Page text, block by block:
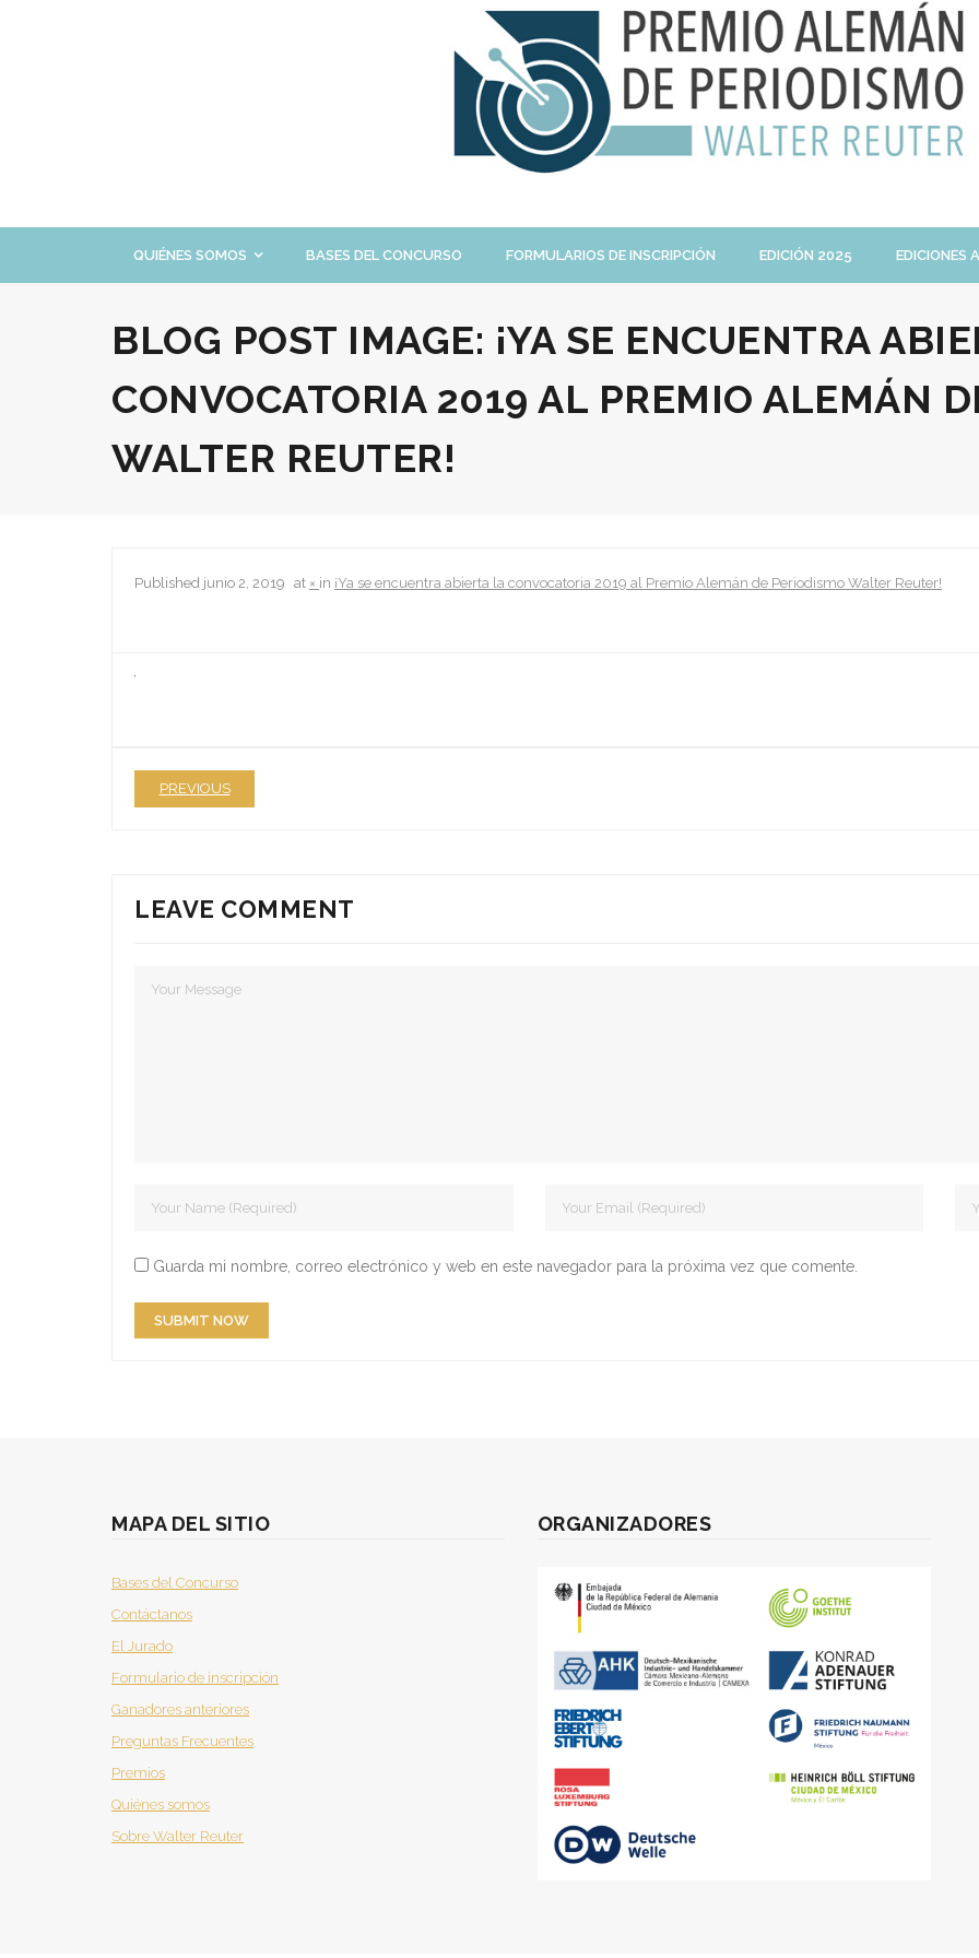
QUIÉNES SOMOS BASES DEL CONCURSO FORMULARIOS DE INSCRIPCIÓN EDICIÓN 2025 EDICIONES
BLOG POST IMAGE: ¡YA SE ENCUENTRA
CONVOCATORIA 2019 AL PREMIO ALEMÁN
WALTER REUTER!
Published junio 2, 2019 at × in ¡Ya se encuentra abierta la convocatoria 2019 al Premio Alemán de Periodismo Walter Reuter!
PREVIOUS
LEAVE COMMENT
Guarda mi nombre, correo electrónico y web en este navegador para la próxima vez que comente.
MAPA DEL SITIO
Bases del Concurso
Contáctanos
El Jurado
Formulario de inscripción
Ganadores anteriores
Preguntas Frecuentes
Premios
Quiénes somos
Sobre Walter Reuter
ORGANIZADORES